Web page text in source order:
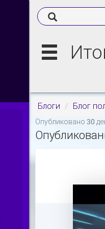
Блоги Блог
Опубликовано 30